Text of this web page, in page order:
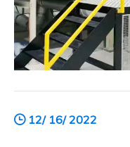
12/ 16/ 2022